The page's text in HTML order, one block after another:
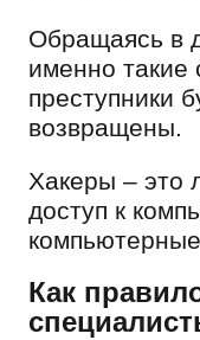
Обращаясь в
именно такие
преступники
возвращены.
Хакеры – это
доступ к
Как